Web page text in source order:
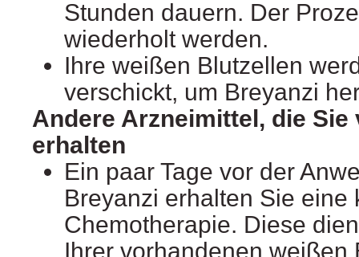
Stunden dauern. Der
wiederholt werden.
Ihre weißen Blutzellen
verschickt, um Breyanzi
Andere Arzneimittel, die Sie
erhalten
Ein paar Tage vor der
Breyanzi erhalten Sie eine
Chemotherapie. Diese
Ihrer vorhandenen weißen